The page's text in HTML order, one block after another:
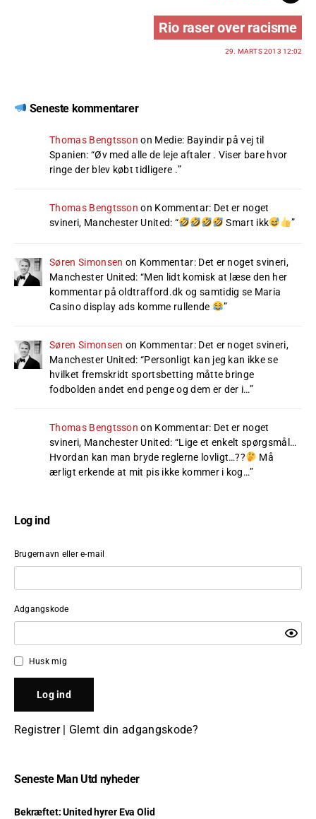
Rio raser over racisme
29. MARTS 2013 12:02
Seneste kommentarer
Thomas Bengtsson on Medie: Bayindir på vej til
Spanien: “Øv med alle de leje aftaler . Viser bare hvor
ringe der blev købt tidligere .”
Thomas Bengtsson on Kommentar: Det er noget
svineri, Manchester United: “ Smart ikk ”
Søren Simonsen on Kommentar: Det er noget svineri,
Manchester United: “Men lidt komisk at læse den her
kommentar på oldtrafford.dk og samtidig se Maria
Casino display ads komme rullende
”
Søren Simonsen on Kommentar: Det er noget svineri,
Manchester United: “Personligt kan jeg kan ikke se
hvilket fremskridt sportsbetting måtte bringe
fodbolden andet end penge og dem er der i…”
Thomas Bengtsson on Kommentar: Det er noget
svineri, Manchester United: “Lige et enkelt spørgsmål…
Hvordan kan man bryde reglerne lovligt…??
Må
ærligt erkende at mit pis ikke kommer i kog…”
Log ind
Brugernavn eller e-mail
Adgangskode
Husk mig
Registrer| Glemt din adgangskode?
Seneste Man Utd nyheder
Bekræftet: United hyrer Eva Olid